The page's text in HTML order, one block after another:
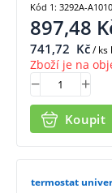
897,48
741,72 Kč/ ks
Zboží je na
Koupit
Kód 1: 3292A-
termostat